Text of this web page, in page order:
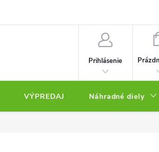
Prihlásenie
VÝPREDAJ Náhradné diely